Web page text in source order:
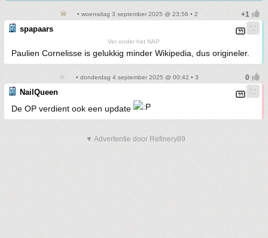
• woensdag 3 september 2025 @ 23:56 • 2
spapaars
Ver onder het NAP
Paulien Cornelisse is gelukkig minder Wikipedia, dus origineler.
• donderdag 4 september 2025 @ 00:42 • 3
NailQueen
De OP verdient ook een update
▼ Advertentie door Refinery89